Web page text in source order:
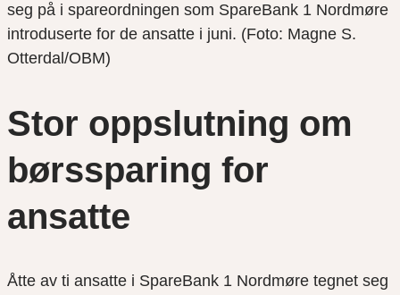
seg på i spareordningen som SpareBank 1 Nordmøre
introduserte for de ansatte i juni. (Foto: Magne S.
Otterdal/OBM)
Stor oppslutning om
børssparing for
ansatte
Åtte av ti ansatte i SpareBank 1 Nordmøre tegnet seg